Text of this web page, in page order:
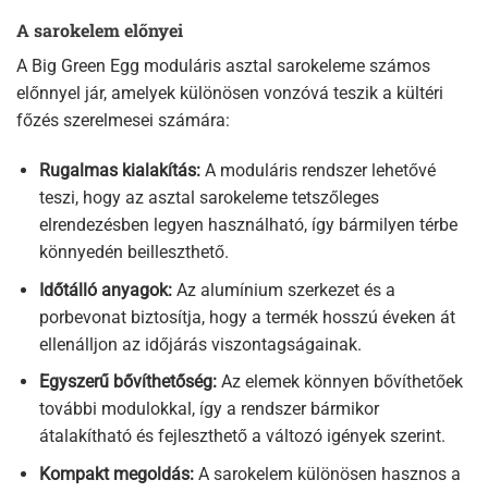
A sarokelem előnyei
A Big Green Egg moduláris asztal sarokeleme számos
előnnyel jár, amelyek különösen vonzóvá teszik a kültéri
főzés szerelmesei számára:
Rugalmas kialakítás:A moduláris rendszer lehetővé
teszi, hogy az asztal sarokeleme tetszőleges
elrendezésben legyen használható, így bármilyen térbe
könnyedén beilleszthető.
Időtálló anyagok:Az alumínium szerkezet és a
porbevonat biztosítja, hogy a termék hosszú éveken át
ellenálljon az időjárás viszontagságainak.
Egyszerű bővíthetőség:Az elemek könnyen bővíthetőek
további modulokkal, így a rendszer bármikor
átalakítható és fejleszthető a változó igények szerint.
Kompakt megoldás:A sarokelem különösen hasznos a